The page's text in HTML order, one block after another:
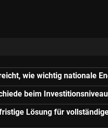
wie wichtig nationale
beim
Lösung für